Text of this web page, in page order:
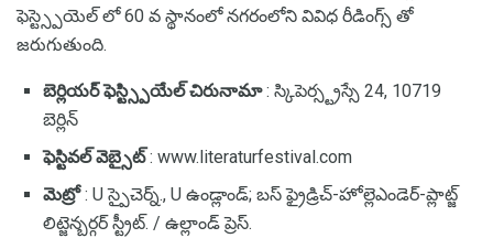
ఫెస్ట్స్పెయెల్ లో 60 వ స్థానంలో నగరంలోని వివిధ రీడింగ్స్ తో
జరుగుతుంది.
బెర్లియర్ ఫెస్ట్స్పియేల్ చిరునామా: స్కిపెర్స్ట్రస్సే 24, 10719
బెర్లిన్
ఫెస్టివల్ వెబ్సైట్: www.literaturfestival.com
మెట్రో: U స్పైచెర్న్., U ఉండ్లాండ్; బస్ ఫ్రైడ్రిచ్-హోల్లెఎండెర్-ప్లాట్జ్
లిట్జెన్బర్గర్ స్ట్రీట్. / ఉల్లాండ్ ప్రెస్.